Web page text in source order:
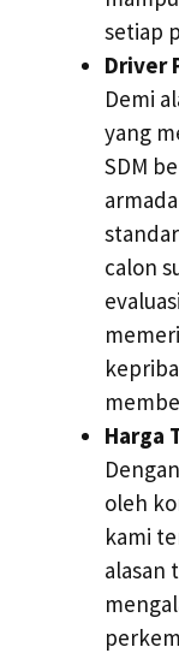
setiap
Driver
Demi
yang
SDM
calon
Harga
oleh
kami
alasan